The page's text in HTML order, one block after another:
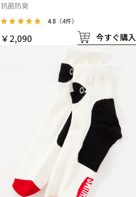
抗菌防臭
4.8 （4件）
￥2,090 今すぐ購入